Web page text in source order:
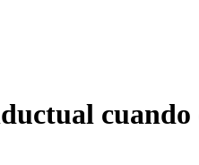
cuando